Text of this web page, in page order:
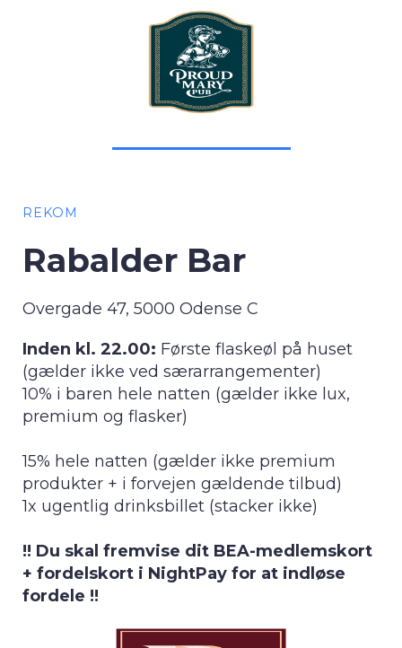
REKOM
Rabalder Bar
Overgade 47, 5000 Odense C
Inden kl. 22.00: Første flaskeøl på huset
(gælder ikke ved særarrangementer)
10% i baren hele natten (gælder ikke lux,
premium og flasker)
15% hele natten (gælder ikke premium
produkter + i forvejen gældende tilbud)
1x ugentlig drinksbillet (stacker ikke)
!! Du skal fremvise dit BEA-medlemskort
+ fordelskort i NightPay for at indløse
fordele !!